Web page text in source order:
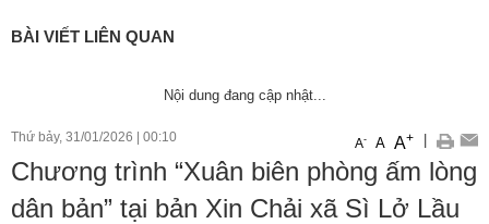
BÀI VIẾT LIÊN QUAN
Nội dung đang cập nhật...
Thứ bảy, 31/01/2026 00:10 A- A A+
Chương trình “Xuân biên phòng ấm lòng
dân bản” tại bản Xin Chải xã Sì Lở Lầu